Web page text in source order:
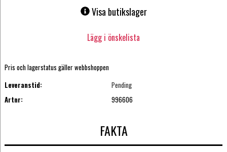
Visa butikslager
Lägg i önskelista
Pris och lagerstatus gäller webbshoppen
Leveranstid:
Pending
Artnr:
996606
FAKTA